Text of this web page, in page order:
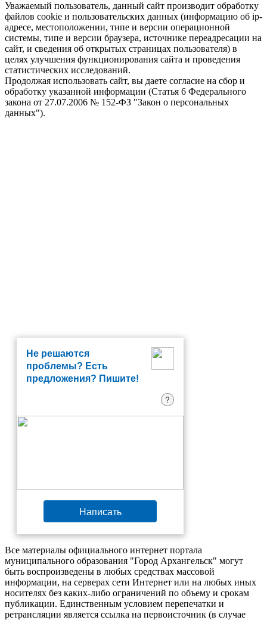
Уважаемый пользователь, данный сайт производит обработку
файлов cookie и пользовательских данных (информацию об ip-
адресе, местоположении, типе и версии операционной
системы, типе и версии браузера, источнике переадресации на
сайт, и сведения об открытых страницах пользователя) в
целях улучшения функционирования сайта и проведения
статистических исследований.
Продолжая использовать сайт, вы даете согласие на сбор и
обработку указанной информации (Статья 6 Федерального
закона от 27.07.2006 № 152-ФЗ "Закон о персональных
данных").
Не решаются
проблемы? Есть
предложения? Пишите!
?
Написать
Все материалы официального интернет портала
муниципального образования "Город Архангельск" могут
быть воспроизведены в любых средствах массовой
информации, на серверах сети Интернет или на любых иных
носителях без каких-либо ограничений по объему и срокам
публикации. Единственным условием перепечатки и
ретрансляции является ссылка на первоисточник (в случае